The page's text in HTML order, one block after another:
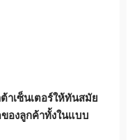
าเซ็นเตอร์ให้ทันสมัย
องลูกค้าทั้งในแบบ